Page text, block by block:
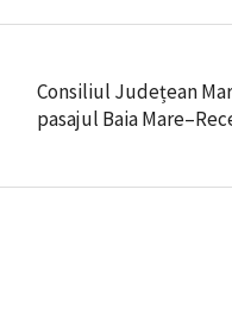
Consiliul Județean
pasajul Baia